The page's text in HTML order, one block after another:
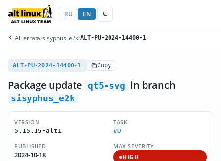
RU EN
All errata/sisyphus_e2k/ALT-PU-2024-14400-1
ALT-PU-2024-14400-1 Copy
Package update qt5-svg in branch
sisyphus_e2k
VERSION
5.15.15-alt1
TASK
#0
PUBLISHED
2024-10-18
MAX SEVERITY
HIGH